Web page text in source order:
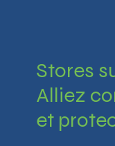
Stores
Alliez
et